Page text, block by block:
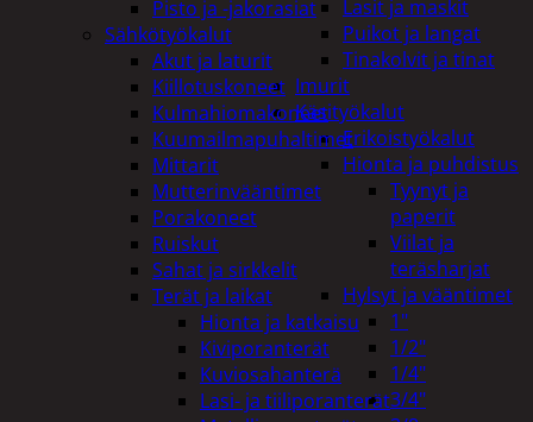
Lasit ja maskit
Puikot ja langat
Tinakolvit ja tinat
Imurit
Käsityökalut
Erikoistyökalut
Hionta ja puhdistus
Tyynyt ja
paperit
Viilat ja
teräsharjat
Hylsyt ja vääntimet
1"
1/2"
1/4"
3/4"
Pisto ja -jakorasiat
Sähkötyökalut
Akut ja laturit
Kiillotuskoneet
Kulmahiomakoneet
Kuumailmapuhaltimet
Mittarit
Mutterinvääntimet
Porakoneet
Ruiskut
Sahat ja sirkkelit
Terät ja laikat
Hionta ja katkaisu
Kiviporanterät
Kuviosahanterä
Lasi- ja tiiliporanterät